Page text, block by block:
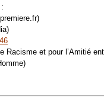
Racisme et pour l’Amitié